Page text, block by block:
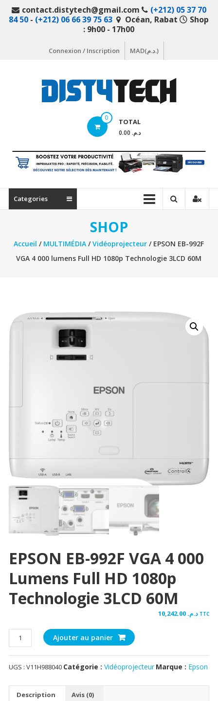
contact.distytech@gmail.com
(+212) 05 37 70
84 50 - (+212) 06 66 39 75 63 Océan, Rabat
Shop
: 9h00 - 17h00
Connexion / Inscription MAD(د.م.)
en
ligne
matériel
informatique
0 TOTAL
د.م. 0.00
Categories
SHOP
Accueil / MULTIMÉDIA /Vidéoprojecteur / EPSON EB-992F
VGA 4 000 lumens Full HD 1080p Technologie 3LCD 60M
EPSON EB-992F VGA 4 000
Lumens Full HD 1080p
Technologie 3LCD 60M
د.م. TTC
quantité
de
EPSON
EB-
Ajouter au panier
UGS : V11H988040 Catégorie : Vidéoprojecteur Marque : Epson
Description Avis (0)